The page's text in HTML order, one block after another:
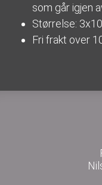
som går igjen
Størrelse:
Fri frakt over